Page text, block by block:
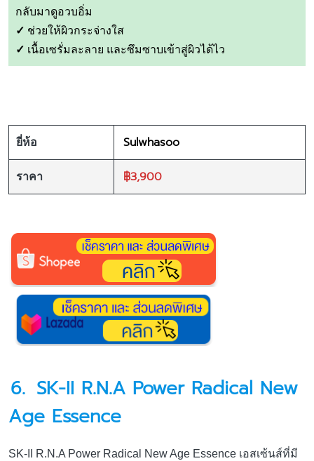
กลับมาดูอวบอิ่ม
✓ ช่วยให้ผิวกระจ่างใส
✓ เนื้อเซรั่มละลาย และซึมซาบเข้าสู่ผิวได้ไว
ยี่ห้อ Sulwhasoo
ราคา ฿3,900
6. SK-II R.N.A Power Radical New
Age Essence
SK-II R.N.A Power Radical New Age Essence เอสเซ้นส์ที่มี